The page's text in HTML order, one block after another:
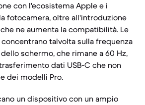
con l'ecosistema Apple e i
fotocamera, oltre all'introduzione
ne aumenta la compatibilità. Le
talvolta sulla frequenza
schermo, che rimane a 60 Hz,
dati USB-C che non
dei modelli Pro.
un dispositivo con un ampio